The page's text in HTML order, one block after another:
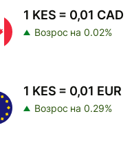
1 KES = 0,01 CAD
Возрос на 0.02%
1 KES = 0,01 EUR
Возрос на 0.29%